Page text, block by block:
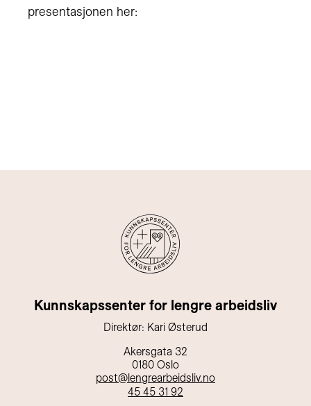
presentasjonen her:
Kunnskapssenter for lengre arbeidsliv
Direktør: Kari Østerud
Akersgata 32
0180 Oslo
post@lengrearbeidsliv.no
45 45 31 92